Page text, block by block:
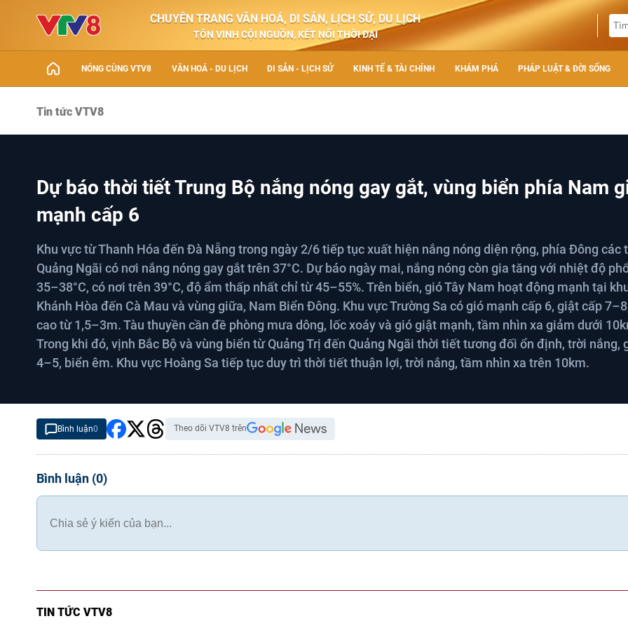
CHUYÊN TRANG VĂN HOÁ, DI SẢN, LỊCH SỬ, DU LỊCH
TÔN VINH CỘI NGUỒN, KẾT NỐI THỜI ĐẠI
NÓNG CÙNG VTV8 VĂN HOÁ - DU LỊCH DI SẢN - LỊCH SỬ KINH TẾ & TÀI CHÍNH KHÁM PHÁ PHÁP LUẬT & ĐỜI SỐNG
Tin tức VTV8
Dự báo thời tiết Trung Bộ nắng nóng gay gắt, vùng biển phía Nam
mạnh cấp 6
Khu vực từ Thanh Hóa đến Đà Nẵng trong ngày 2/6 tiếp tục xuất hiện nắng nóng diện rộng, phía Đông các
Quảng Ngãi có nơi nắng nóng gay gắt trên 37°C. Dự báo ngày mai, nắng nóng còn gia tăng với nhiệt độ
35–38°C, có nơi trên 39°C, độ ẩm thấp nhất chỉ từ 45–55%. Trên biển, gió Tây Nam hoạt động mạnh tại
Khánh Hòa đến Cà Mau và vùng giữa, Nam Biển Đông. Khu vực Trường Sa có gió mạnh cấp 6, giật cấp
cao từ 1,5–3m. Tàu thuyền cần đề phòng mưa dông, lốc xoáy và gió giật mạnh, tầm nhìn xa giảm dưới
Trong khi đó, vịnh Bắc Bộ và vùng biển từ Quảng Trị đến Quảng Ngãi thời tiết tương đối ổn định, trời nắng,
4–5, biển êm. Khu vực Hoàng Sa tiếp tục duy trì thời tiết thuận lợi, trời nắng, tầm nhìn xa trên 10km.
Bình luận0 Theo dõi VTV8 trên
Bình luận (0)
TIN TỨC VTV8